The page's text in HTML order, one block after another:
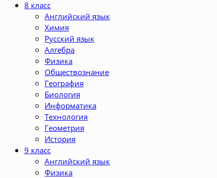
8 класс
Английский язык
Химия
Русский язык
Алгебра
Физика
Обществознание
География
Биология
Информатика
Технология
Геометрия
История
9 класс
Английский язык
Физика